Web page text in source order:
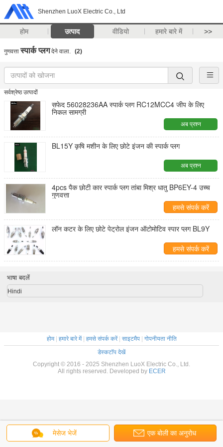
Shenzhen LuoX Electric Co., Ltd
होम उत्पाद वीडियो हमारे बारे में >>
गुणवत्ता स्पार्क प्लगदेने वाला. (2)
सर्वश्रेष्ठ उत्पादों
सफेद 56028236AA स्पार्क प्लग RC12MCC4 जीप के लिए
निकल सामग्री
अब प्रश्न
BL15Y कृषि मशीन के लिए छोटे इंजन की स्पार्क प्लग
अब प्रश्न
4pcs पैक छोटी कार स्पार्क प्लग तांबा मिश्र धातु BP6EY-4 उच्च
गुणवत्ता
हमसे संपर्क करें
लॉन कटर के लिए छोटे पेट्रोल इंजन ऑटोमोटिव स्पार प्लग BL9Y
हमसे संपर्क करें
मेसेज भेजें एक बोली का अनुरोध
भाषा बदलें
Hindi
होम| हमारे बारे में| हमसे संपर्क करें| साइटमैप| गोपनीयता नीति
डेस्कटॉप देखें
Copyright © 2016 - 2025 Shenzhen LuoX Electric Co., Ltd.
All rights reserved. Developed by ECER